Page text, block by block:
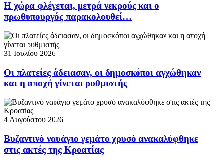
Η χώρα φλέγεται, μετρά νεκρούς και ο
πρωθυπουργός παρακολουθεί…
31 Ιουλίου 2026
Οι πλατείες άδειασαν, οι δημοσκόποι αγχώθηκαν
και η αποχή γίνεται ρυθμιστής
4 Αυγούστου 2026
Βυζαντινό ναυάγιο γεμάτο χρυσό ανακαλύφθηκε
στις ακτές της Κροατίας